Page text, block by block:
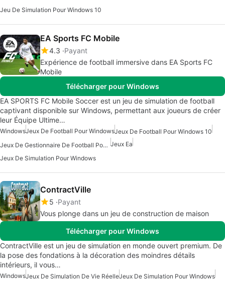
Jeu De Simulation Pour Windows 10
EA Sports FC Mobile
4.3 Payant
Expérience de football immersive dans EA Sports FC
Mobile
Télécharger pour Windows
EA SPORTS FC Mobile Soccer est un jeu de simulation de football
captivant disponible sur Windows, permettant aux joueurs de créer
leur Équipe Ultime…
WindowsJeux De Football Pour WindowsJeux De Football Pour Windows 10
Jeux De Gestionnaire De Football Pour Windows Jeux Ea
Jeux De Simulation Pour Windows
ContractVille
5 Payant
Vous plonge dans un jeu de construction de maison
Télécharger pour Windows
ContractVille est un jeu de simulation en monde ouvert premium. De
la pose des fondations à la décoration des moindres détails
intérieurs, il vous…
WindowsJeux De Simulation De Vie RéelleJeux De Simulation Pour Windows